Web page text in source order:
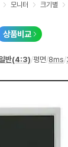
모니터 크기별
상품비교
반(4:3)/평면/8ms/